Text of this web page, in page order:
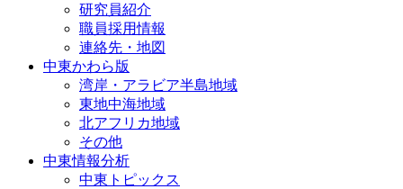
研究員紹介
職員採用情報
連絡先・地図
中東かわら版
湾岸・アラビア半島地域
東地中海地域
北アフリカ地域
その他
中東情報分析
中東トピックス